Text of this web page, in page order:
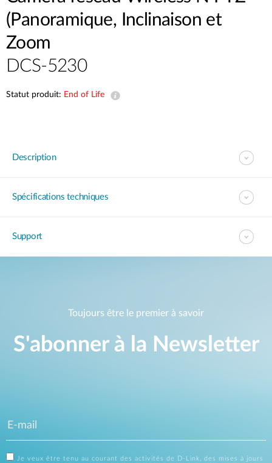
(Panoramique, Inclinaison et
Zoom
DCS-5230
Statut produit: End of Life
Description
Spécifications techniques
Support
Toujours être le premier à savoir
S'abonner à la Newsletter
Je veux être tenu au courant des activités de D-Link, des mises à jours